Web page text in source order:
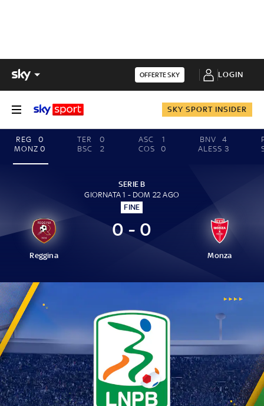
OFFERTE SKY LOGIN
SKY SPORT INSIDER
REG
0
MONZ 0
TER
0
BSC
2
ASC
1
COS
0
BNV
4
ALESS 3
SERIE B
GIORNATA 1 - DOM 22 AGO
FINE
Reggina
0 - 0
Monza